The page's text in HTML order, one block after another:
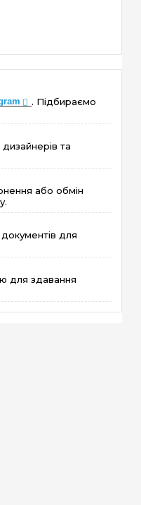
. Підбираємо
та
або обмін
для
для здавання